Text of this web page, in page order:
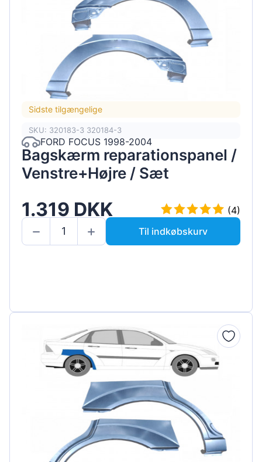
Sidste tilgængelige
SKU: 320183-3 320184-3
FORD FOCUS 1998-2004
Bagskærm reparationspanel /
Venstre+Højre / Sæt
1.319 DKK
(4)
Til indkøbskurv